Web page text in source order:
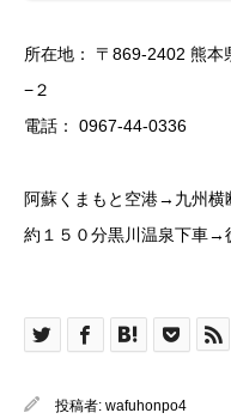
所在地： 〒869-2402 熊本
−２
電話： 0967-44-0336
阿蘇くまもと空港→九州横
約１５０分黒川温泉下車→
投稿者: wafuhonpo4